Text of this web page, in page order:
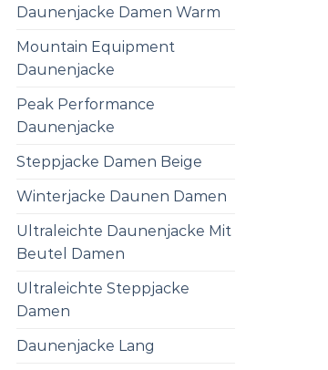
Daunenjacke Damen Warm
Mountain Equipment
Daunenjacke
Peak Performance
Daunenjacke
Steppjacke Damen Beige
Winterjacke Daunen Damen
Ultraleichte Daunenjacke Mit
Beutel Damen
Ultraleichte Steppjacke
Damen
Daunenjacke Lang